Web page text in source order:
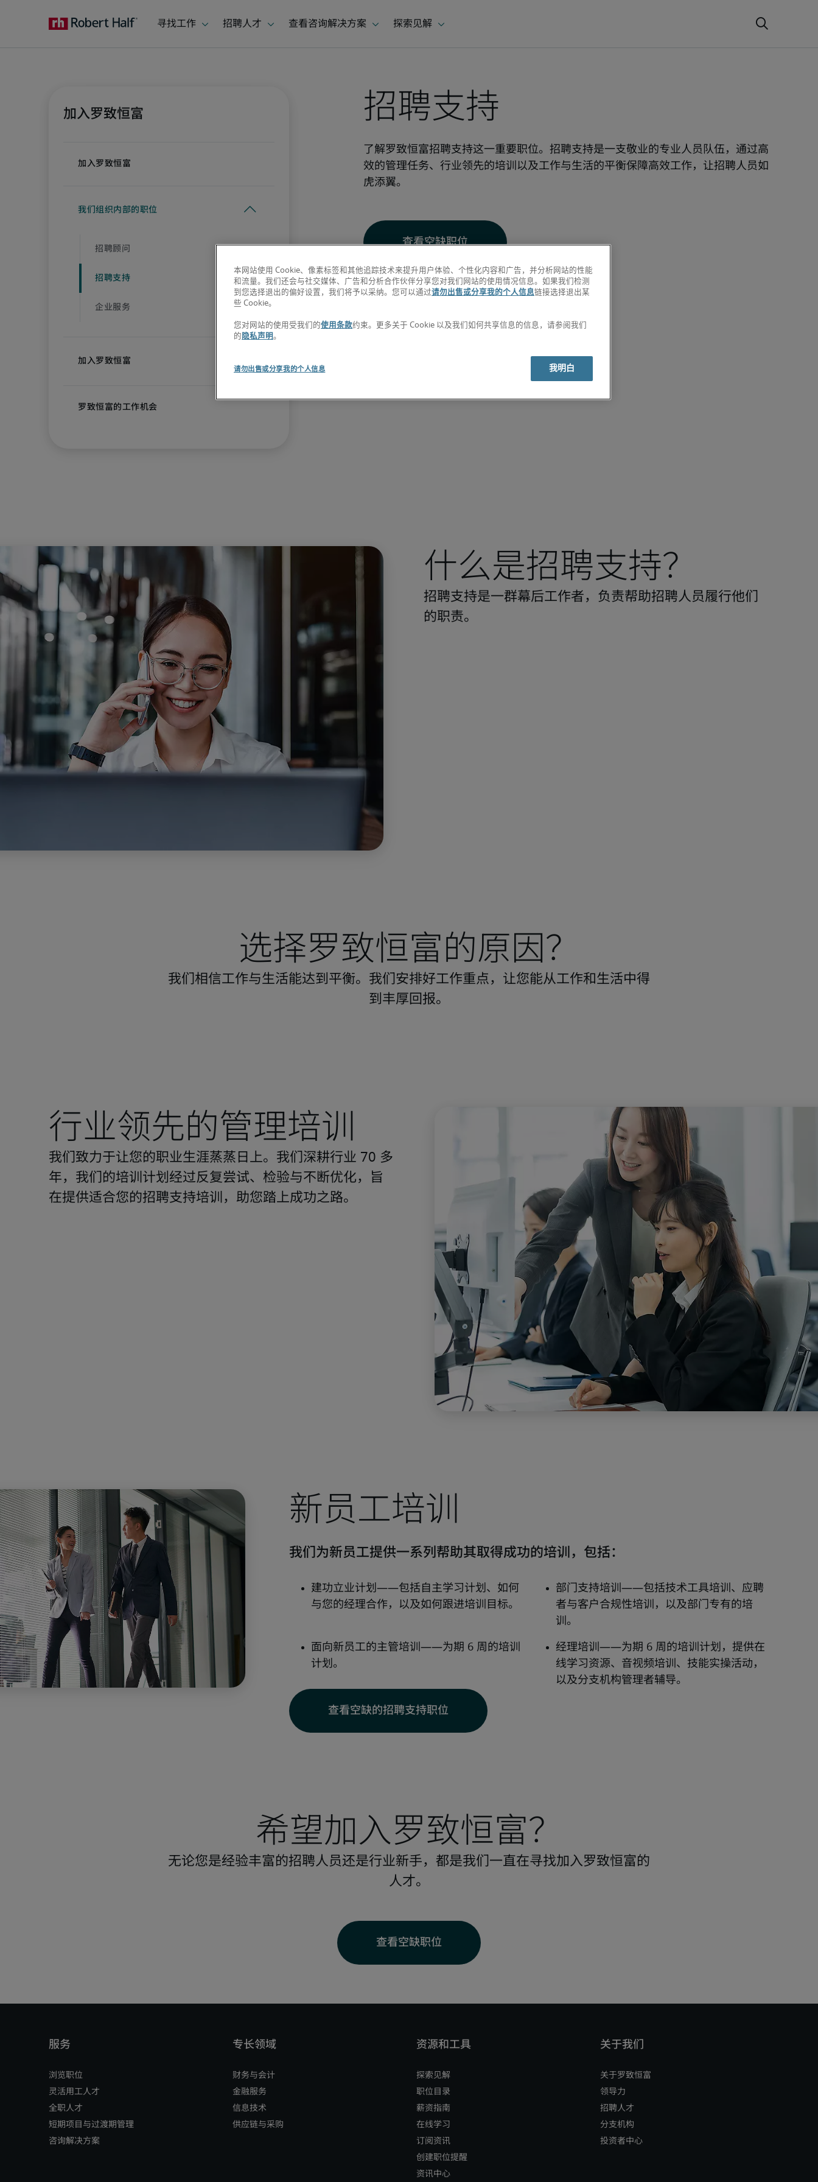
招聘支持
查看空缺职位
了解罗致恒富招聘支持这一重要职位。招聘支持是一支敬业的专业人员队伍，通过高
效的管理任务、行业领先的培训以及工作与生活的平衡保障高效工作，让招聘人员如
虎添翼。
什么是招聘支持？
招聘支持是一群幕后工作者，负责帮助招聘人员履行他们
的职责。
选择罗致恒富的原因？
我们相信工作与生活能达到平衡。我们安排好工作重点，让您能从工作和生活中得
到丰厚回报。
行业领先的管理培训
我们致力于让您的职业生涯蒸蒸日上。我们深耕行业 70 多
年，我们的培训计划经过反复尝试、检验与不断优化，旨
在提供适合您的招聘支持培训，助您踏上成功之路。
新员工培训
查看空缺的招聘支持职位
希望加入罗致恒富？
无论您是经验丰富的招聘人员还是行业新手，都是我们一直在寻找加入罗致恒富的
人才。
查看空缺职位
浏览职位
灵活用工人才
全职人才
短期项目与过渡期管理
咨询解决方案
财务与会计
金融服务
信息技术
供应链与采购
探索见解
职位目录
薪资指南
在线学习
订阅资讯
创建职位提醒
资讯中心
关于罗致恒富
领导力
招聘人才
分支机构
投资者中心
本网站使用 Cookie、像素标签和其他追踪技术来提升用户体验、个性化内容和广告，并分析网站的性能
和流量。我们还会与社交媒体、广告和分析合作伙伴分享您对我们网站的使用情况信息。如果我们检测
到您选择退出的偏好设置，我们将予以采纳。您可以通过请勿出售或分享我的个人信息链接选择退出某
些 Cookie。
您对网站的使用受我们的使用条款约束。更多关于 Cookie 以及我们如何共享信息的信息，请参阅我们
的 隐私声明。
请勿出售或分享我的个人信息 我明白